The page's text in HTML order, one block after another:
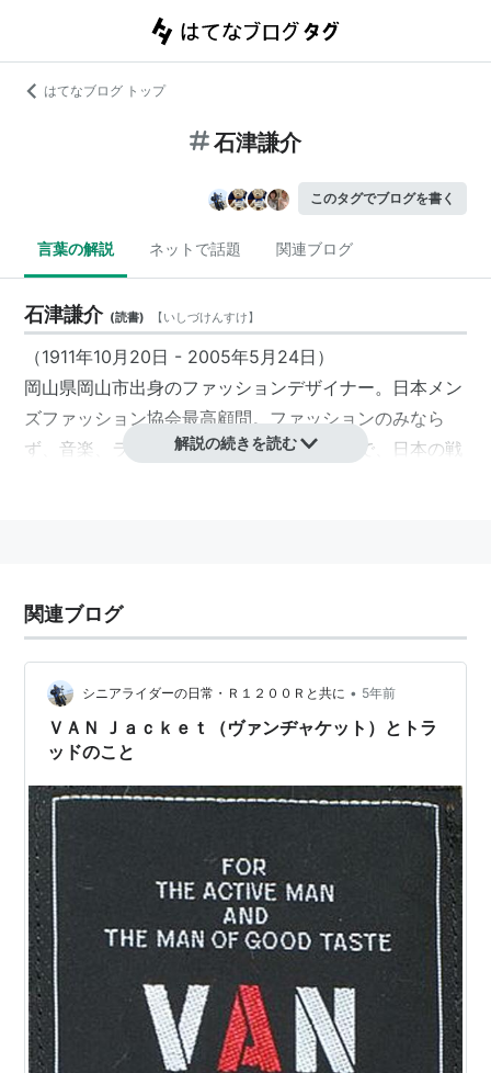
はてなブログ トップ
石津謙介
このタグでブログを書く
言葉の解説 ネットで話題 関連ブログ
石津謙介 (読書) 【いしづけんすけ】
（1911年10月20日 - 2005年5月24日）
岡山県岡山市出身のファッションデザイナー。日本メン
ズファッション協会最高顧問。ファッションのみなら
ず、音楽、ライフスタイル、思想に至るまで、日本の戦
タンダウンシャツをベースとした学生のファッションス
タイルを「アイビールック」として紹介し、若者のファ
ッション文化に改革をもたらした。さらに銀座にある
「みゆき通り」をそれを着た若者で埋め尽くす「
」まで登場した。また1964年東京オリンピックの日
年にはサンケイ・アトムズの試合ユニフォームをデザイ
ンした。また当時、国鉄、警視庁、日本航空、ヤマハな
ども石津デザインのユニフォームを採用した。1978年
に株式会社ヴァンヂャケットが約500億円の負債を抱え
て経営破綻（その後再建）した後はフリーのファッショ
ンデザイナーとして活動する傍ら、衣・食・住のライフ
スタイルを積極的に提案した。
「時・場所・場合を考慮して」という意味でよく用いら
れる「
（Time、Place、Occasion）」、「
カジュ
解説の続きを読む
関連ブログ
シニアライダーの日常・Ｒ１２００Ｒと共に • 5年前
ＶＡＮ Ｊａｃｋｅｔ（ヴァンヂャケット）とトラ
ッドのこと